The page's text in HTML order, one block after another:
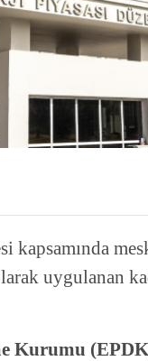
kapsamında
uygulanan
Kurumu